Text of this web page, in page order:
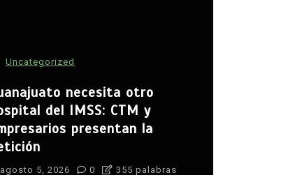
Uncategorized
necesita otro
del IMSS: CTM y
presentan la
agosto 5, 2026 0 355 palabras